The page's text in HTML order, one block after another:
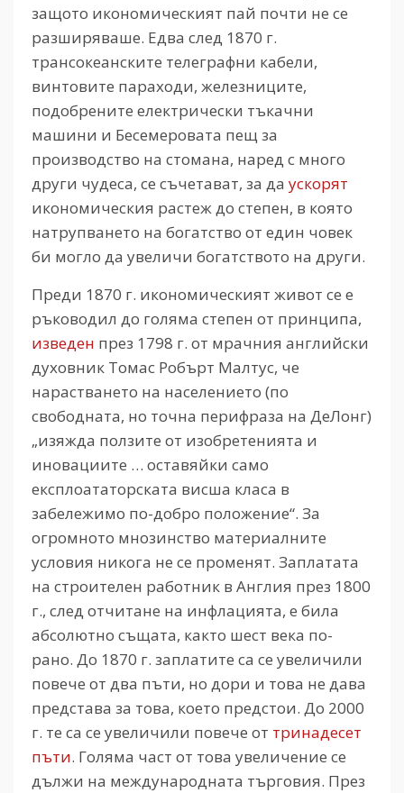
защото икономическият пай почти не се
разширяваше. Едва след 1870 г.
трансокеанските телеграфни кабели,
винтовите параходи, железниците,
подобрените електрически тъкачни
машини и Бесемеровата пещ за
производство на стомана, наред с много
други чудеса, се съчетават, за да ускорят
икономическия растеж до степен, в която
натрупването на богатство от един човек
би могло да увеличи богатството на други.
Преди 1870 г. икономическият живот се е
ръководил до голяма степен от принципа,
изведен през 1798 г. от мрачния английски
духовник Томас Робърт Малтус, че
нарастването на населението (по
свободната, но точна перифраза на ДеЛонг)
„изяжда ползите от изобретенията и
иновациите … оставяйки само
експлоататорската висша класа в
забележимо по-добро положение“. За
огромното мнозинство материалните
условия никога не се променят. Заплатата
на строителен работник в Англия през 1800
г., след отчитане на инфлацията, е била
абсолютно същата, както шест века по-
рано. До 1870 г. заплатите са се увеличили
повече от два пъти, но дори и това не дава
представа за това, което предстои. До 2000
г. те са се увеличили повече от тринадесет
пъти. Голяма част от това увеличение се
дължи на международната търговия. През